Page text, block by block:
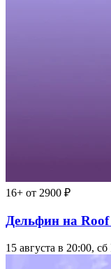
16+ от 2900 ₽
Дельфин на
15 августа в 20:00, сб